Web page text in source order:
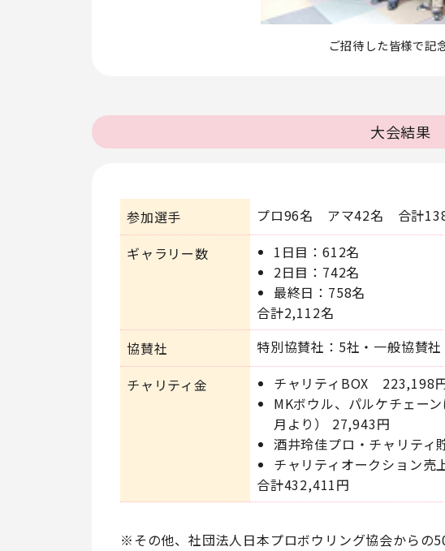
ご招待した皆様で記
大会結果
参加選手
プロ96名 アマ42名 合計
ギャラリー数
1日目：612名
2日目：742名
最終日：758名
合計2,112名
協賛社
特別協賛社：5社・一般協賛
チャリティ金
チャリティBOX 223,198
MKボウル、パルケチェー
月より） 27,943円
酒井玲佳プロ・チャリティ
チャリティオークション売
合計432,411円
その他、社団法人日本プロボウリング協会から